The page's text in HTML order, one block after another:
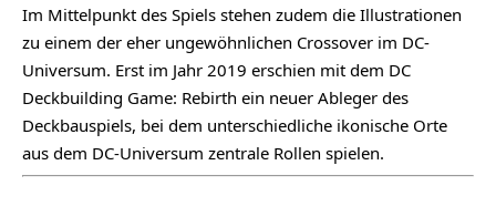
Im Mittelpunkt des Spiels stehen zudem die Illustrationen
zu einem der eher ungewöhnlichen Crossover im DC-
Universum. Erst im Jahr 2019 erschien mit dem DC
Deckbuilding Game: Rebirth ein neuer Ableger des
Deckbauspiels, bei dem unterschiedliche ikonische Orte
aus dem DC-Universum zentrale Rollen spielen.